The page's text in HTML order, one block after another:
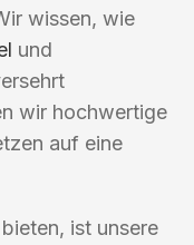
wissen, wie
und
wir hochwertige
auf eine
ist unsere